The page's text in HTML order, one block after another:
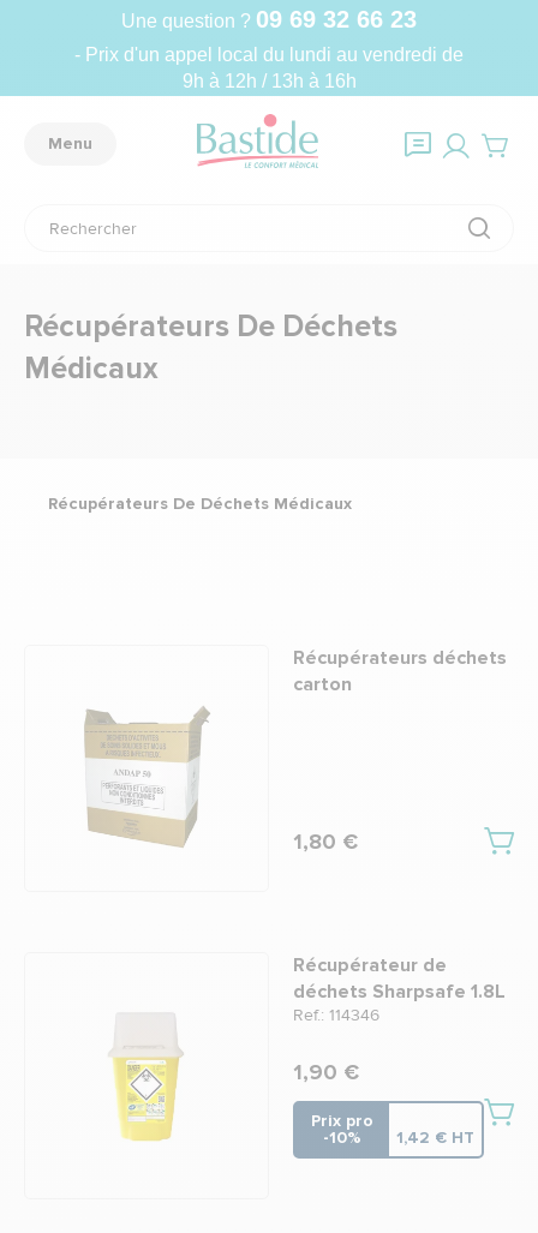
Une question ? 09 69 32 66 23
- Prix d'un appel local du lundi au vendredi de
9h à 12h / 13h à 16h
Menu
Récupérateurs De Déchets
Médicaux
Récupérateurs De Déchets Médicaux
Récupérateurs déchets
carton
1,80 €
Récupérateur de
déchets Sharpsafe 1.8L
Ref.: 114346
1,90 €
Prix pro
-10%
1,42 € HT